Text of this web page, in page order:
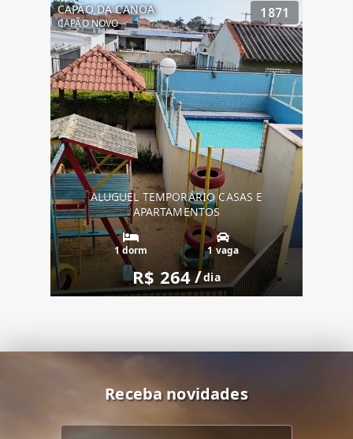
CAPÃO DA CANOA
CAPÃO NOVO
1871
ALUGUEL TEMPORÁRIO CASAS E
APARTAMENTOS
1 dorm 1 vaga
R$ 264/dia
Receba novidades